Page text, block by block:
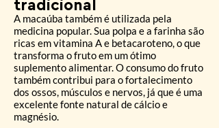
tradicional
A macaúba também é utilizada pela
medicina popular. Sua polpa e a farinha são
ricas em vitamina A e betacaroteno, o que
transforma o fruto em um ótimo
suplemento alimentar. O consumo do fruto
também contribui para o fortalecimento
dos ossos, músculos e nervos, já que é uma
excelente fonte natural de cálcio e
magnésio.